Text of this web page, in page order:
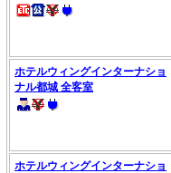
ホテルウィングインターナショ
ナル都城 全客室
ホテルウィングインターナショ